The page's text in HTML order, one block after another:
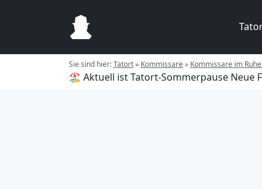
Sie sind hier:Tatort» Kommissare» Kommissare im
🏖️ Aktuell ist Tatort-Sommerpause Neue